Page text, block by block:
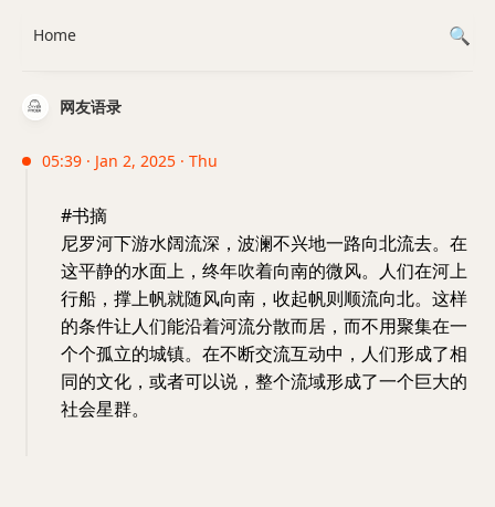
网友语录
05:39 · Jan 2, 2025 · Thu
#书摘
尼罗河下游水阔流深，波澜不兴地一路向北流去。在
这平静的水面上，终年吹着向南的微风。人们在河上
行船，撑上帆就随风向南，收起帆则顺流向北。这样
的条件让人们能沿着河流分散而居，而不用聚集在一
个个孤立的城镇。在不断交流互动中，人们形成了相
同的文化，或者可以说，整个流域形成了一个巨大的
社会星群。
Home